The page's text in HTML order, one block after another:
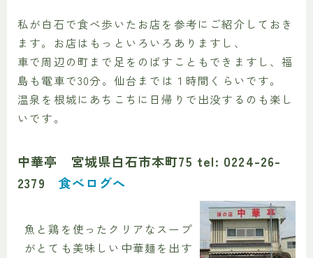
私が白石で食べ歩いたお店を参考にご紹介しておき
ます。お店はもっといろいろありますし、
車で周辺の町まで足をのばすこともできますし、福
島も電車で30分。仙台までは１時間くらいです。
温泉を根城にあちこちに日帰りで出没するのも楽し
いです。
中華亭 宮城県白石市本町75 tel: 0224-26-
2379 食べログへ
魚と鶏を使ったクリアなスープ
がとても美味しい中華麺を出す